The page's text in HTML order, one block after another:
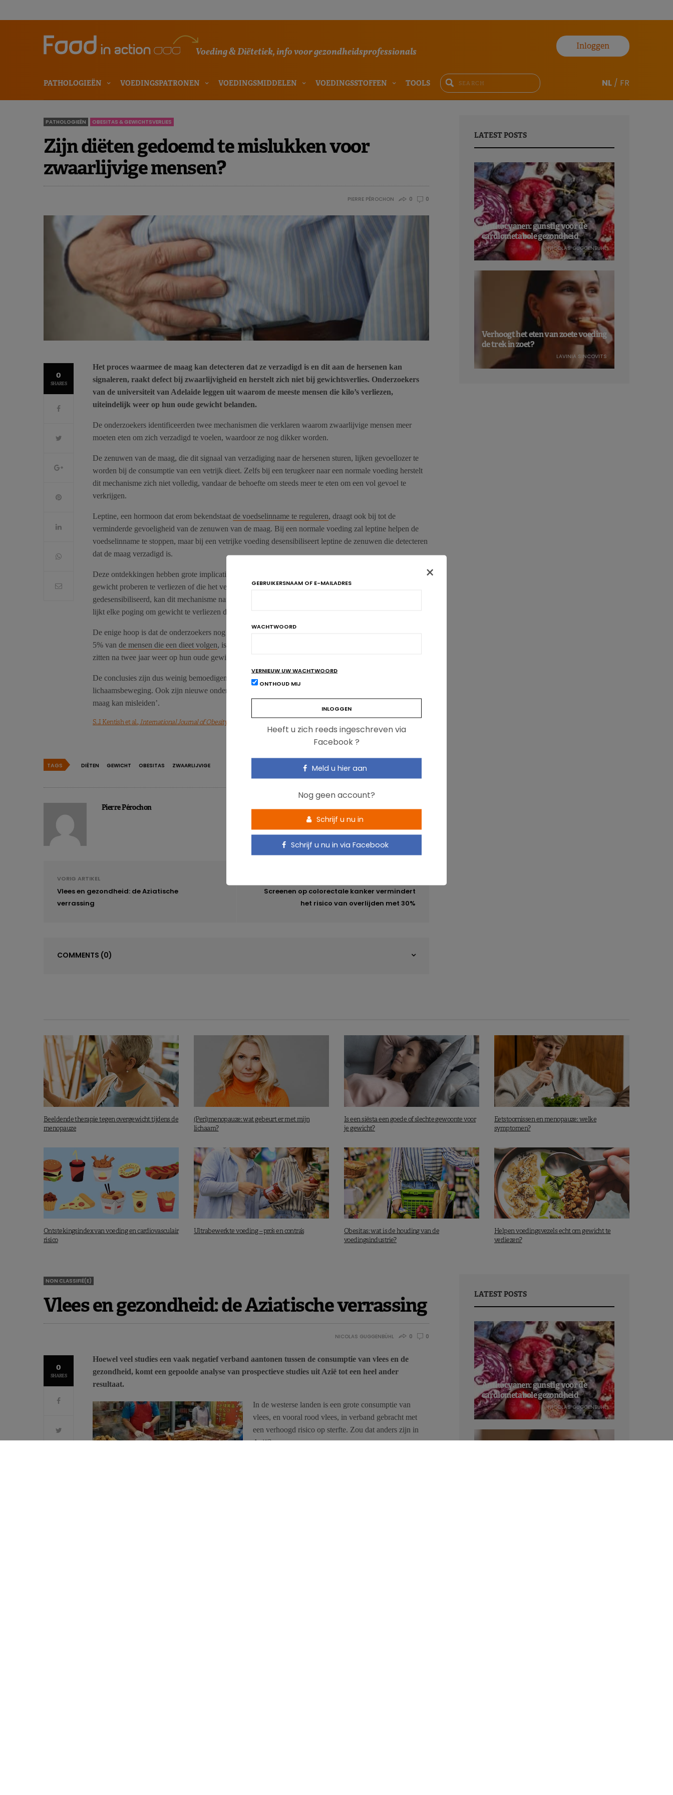
Voeding & Diëtetiek, info voor gezondheidsprofessionals
Inloggen
PATHOLOGIEËN VOEDINGSPATRONEN VOEDINGSMIDDELEN VOEDINGSSTOFFEN TOOLS NL / FR
PATHOLOGIEËN OBESITAS & GEWICHTSVERLIES
Zijn diëten gedoemd te mislukken voor
zwaarlijvige mensen?
PIERRE PÉROCHON 0 0
0
SHARES
Het proces waarmee de maag kan detecteren dat ze verzadigd is en dit aan de hersenen kan
signaleren, raakt defect bij zwaarlijvigheid en herstelt zich niet bij gewichtsverlies. Onderzoekers
van de universiteit van Adelaide leggen uit waarom de meeste mensen die kilo’s verliezen,
uiteindelijk weer op hun oude gewicht belanden.
De onderzoekers identificeerden twee mechanismen die verklaren waarom zwaarlijvige mensen meer
moeten eten om zich verzadigd te voelen, waardoor ze nog dikker worden.
De zenuwen van de maag, die dit signaal van verzadiging naar de hersenen sturen, lijken gevoellozer te
worden bij de consumptie van een vetrijk dieet. Zelfs bij een terugkeer naar een normale voeding herstelt
dit mechanisme zich niet volledig, vandaar de behoefte om steeds meer te eten om een vol gevoel te
verkrijgen.
Leptine, een hormoon dat erom bekendstaat de voedselinname te reguleren, draagt ook bij tot de
verminderde gevoeligheid van de zenuwen van de maag. Bij een normale voeding zal leptine helpen de
voedselinname te stoppen, maar bij een vetrijke voeding desensibiliseert leptine de zenuwen die detecteren
dat de maag verzadigd is.
Deze ontdekkingen hebben grote implicaties voor zwaarlijvige mensen, maar ook voor personen die
gewicht proberen te verliezen of die het verkregen gewichtsverlies proberen te behouden. Eenmaal
gedesensibiliseerd, kan dit mechanisme namelijk niet meer normaal werken. Voor zwaarlijvige mensen
lijkt elke poging om gewicht te verliezen dus gedoemd te mislukken.
De enige hoop is dat de onderzoekers nog niet weten of dit effect permanent of slechts tijdelijk is. Amper
5% van de mensen die een dieet volgen, is in staat om op gewicht te blijven. De meeste mensen die diëten,
zitten na twee jaar weer op hun oude gewicht.
De conclusies zijn dus weinig bemoedigend, maar suggereren als hulpmiddel
lichaamsbeweging. Ook zijn nieuwe onderzoeken nodig om een farmacologisch middel te vinden dat ‘de
maag kan misleiden’.
S.J. Kentish et al.,International Journal of Obesity,
TAGS DIËTEN GEWICHT OBESITAS ZWAARLIJVIGE
Pierre Pérochon
VORIG ARTIKEL
Vlees en gezondheid: de Aziatische
verrassing
Screenen op colorectale kanker vermindert
het risico van overlijden met 30%
COMMENTS (0)
LATEST POSTS
Anthocyanen: gunstig voor de
cardiometabole gezondheid
NICOLAS GUGGENBÜHL
Verhoogt het eten van zoete voeding
de trek in zoet?
LAVINIA SINCOVITS
Beeldende therapie tegen overgewicht tijdens de
menopauze
(Peri)menopauze: wat gebeurt er met mijn
lichaam?
Is een siësta een goede of slechte gewoonte voor
je gewicht?
Eetstoornissen en menopauze: welke
symptomen?
Ontstekingsindex van voeding en cardiovasculair
risico
Ultrabewerkte voeding – pro’s en contra’s
Obesitas: wat is de houding van de
voedingsindustrie?
Helpen voedingsvezels echt om gewicht te
verliezen?
NON CLASSIFIÉ(E)
Vlees en gezondheid: de Aziatische verrassing
NICOLAS GUGGENBÜHL 0 0
0
SHARES
Hoewel veel studies een vaak negatief verband aantonen tussen de consumptie van vlees en de
gezondheid, komt een gepoolde analyse van prospectieve studies uit Azië tot een heel ander
resultaat.
In de westerse landen is een grote consumptie van
vlees, en vooral rood vlees, in verband gebracht met
een verhoogd risico op sterfte. Zou dat anders zijn in
Azië?
LATEST POSTS
Anthocyanen: gunstig voor de
cardiometabole gezondheid
NICOLAS GUGGENBÜHL
×
GEBRUIKERSNAAM OF E-MAILADRES
WACHTWOORD
VERNIEUW UW WACHTWOORD
ONTHOUD MIJ
Heeft u zich reeds ingeschreven via
Facebook ?
Meld u hier aan
Nog geen account?
Schrijf u nu in
Schrijf u nu in via Facebook